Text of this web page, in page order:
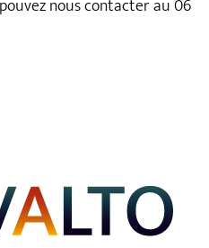
nous contacter au 06